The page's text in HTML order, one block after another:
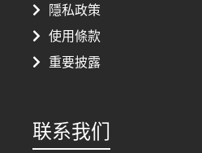
隱私政策
使用條款
重要披露
联系我们